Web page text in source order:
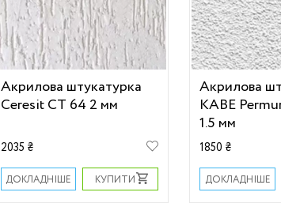
Акрилова штукатурка
Ceresit СТ 64 2 мм
2035 ₴
ДОКЛАДНІШЕ КУПИТИ
Акрилова
KABE
1.5 мм
1850 ₴
ДОКЛАДНІШЕ